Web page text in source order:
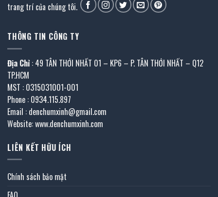
trang trí của chúng tôi.
THÔNG TIN CÔNG TY
Địa Chỉ : 49 TÂN THỚI NHẤT 01 – KP6 – P. TÂN THỚI NHẤT – Q12
TP.HCM
MST : 0315031001-001
Phone : 0934.115.897
Email : denchumxinh@gmail.com
Website: www.denchumxinh.com
LIÊN KẾT HỮU ÍCH
Chính sách bảo mật